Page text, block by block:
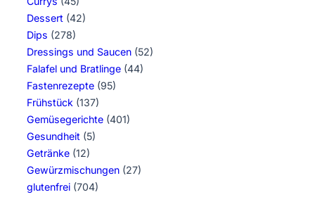
Dessert (42)
Dips (278)
Dressings und Saucen (52)
Falafel und Bratlinge (44)
Fastenrezepte (95)
Frühstück (137)
Gemüsegerichte (401)
Gesundheit (5)
Getränke (12)
Gewürzmischungen (27)
glutenfrei (704)